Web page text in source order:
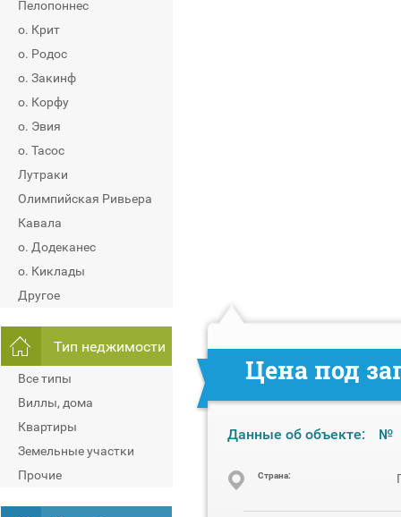
Пелопоннес
о. Крит
о. Родос
о. Закинф
о. Корфу
о. Эвия
о. Тасос
Лутраки
Олимпийская Ривьера
Кавала
о. Додеканес
о. Киклады
Другое
Тип неджимости
Все типы
Виллы, дома
Квартиры
Земельные участки
Прочие
Цена под
Данные об объекте: №
Cтрана: